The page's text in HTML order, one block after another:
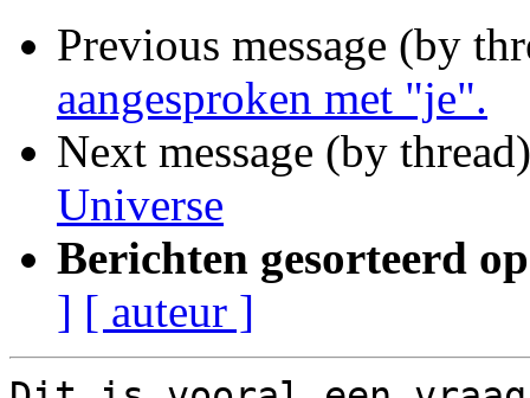
Previous message (by
aangesproken met "je".
Next message (by
Universe
Berichten gesorteerd
] [ auteur ]